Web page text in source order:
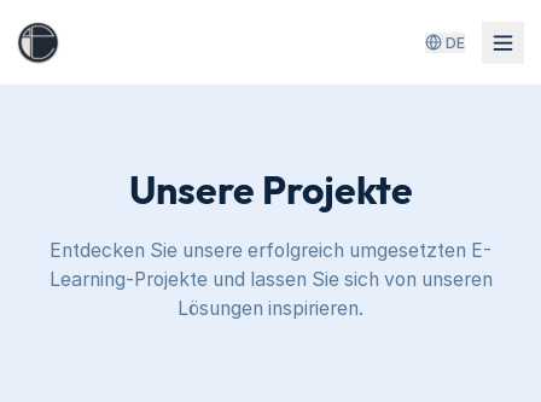
DE
Unsere Projekte
Entdecken Sie unsere erfolgreich umgesetzten E-
Learning-Projekte und lassen Sie sich von unseren
Lösungen inspirieren.